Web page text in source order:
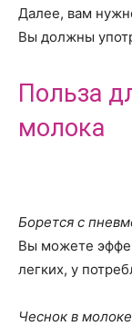
Далее, вам
Вы должны
Польза
молока
Борется с
Вы можете
легких, у
Чеснок в